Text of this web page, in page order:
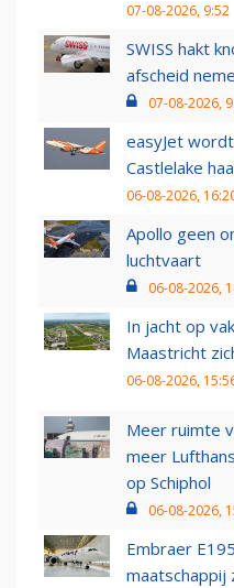
07-08-2026, 9:52
SWISS hakt
afscheid
07-08-2026,
easyJet
Castlelake
06-08-2026,
Apollo geen
luchtvaart
06-08-2026,
In jacht op
Maastricht
06-08-2026,
Meer ruimte
meer
op Schiphol
06-08-2026,
Embraer
maatschappij